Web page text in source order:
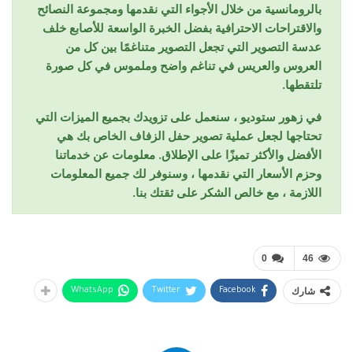
بالرومانسية من خلال الأجواء التي نقدمها ومجموعة النصائح
والاقتراحات الاحترافية بفضل الخبرة الواسعة للأصابع خلف
عدسة التصوير التي تجعل التصوير متناغمًا بين كل من
العروس والعريس في تناغم واضح وملموس في كل صورة
تلتقطها.
في زهور ستوديو ، سنعمل على تزويدك بجميع الميزات التي
تحتاجها لجعل عملية تصوير حفل الزفاف الخاص بك هي
الأفضل والأكثر تميزًا على الإطلاق. معلومات عن خدماتنا
وحزم الأسعار التي نقدمها ، وسنوفر لك جميع المعلومات
اللازمة ، مع خالص الشكر على ثقتك بنا.
0 46
شارك Facebook
Twitter
WhatsApp